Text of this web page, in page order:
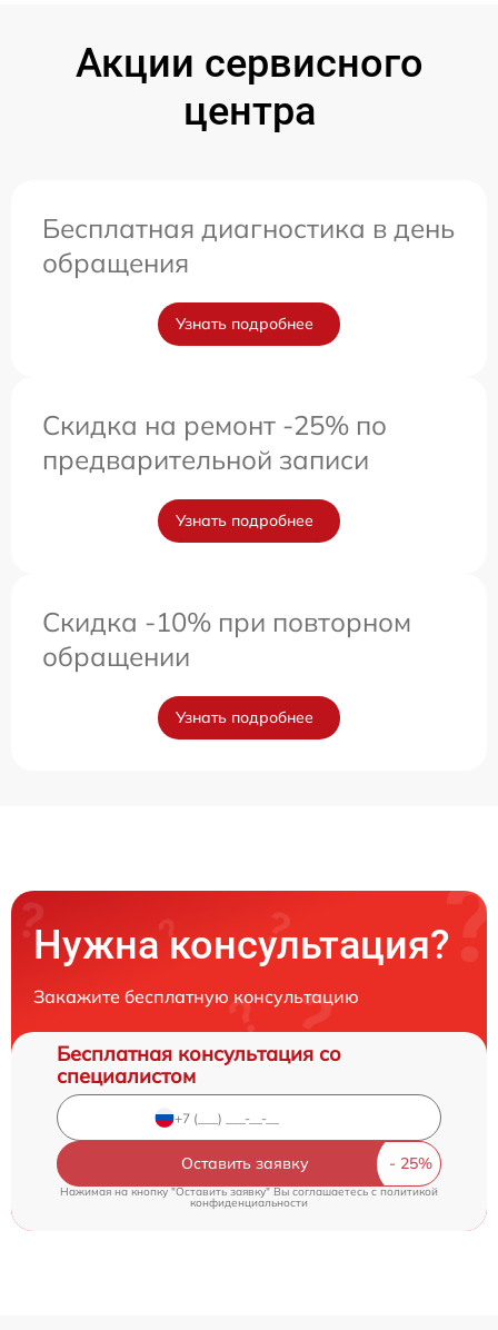
Акции сервисного
центра
Бесплатная диагностика в день
обращения
Узнать подробнее
Скидка на ремонт -25% по
предварительной записи
Узнать подробнее
Скидка -10% при повторном
обращении
Узнать подробнее
Нужна консультация?
Закажите бесплатную консультацию
Бесплатная консультация со
специалистом
Оставить заявку
Нажимая на кнопку "Оставить заявку" Вы соглашаетесь c политикой
конфиденциальности